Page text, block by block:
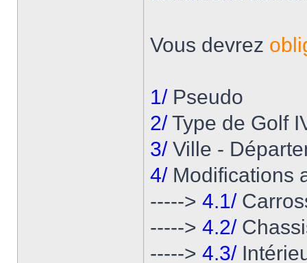
Vous devrez
1/Pseudo
2/Type de Golf
3/Ville -
4/Modifications
-----> 4.1/
-----> 4.2/
-----> 4.3/